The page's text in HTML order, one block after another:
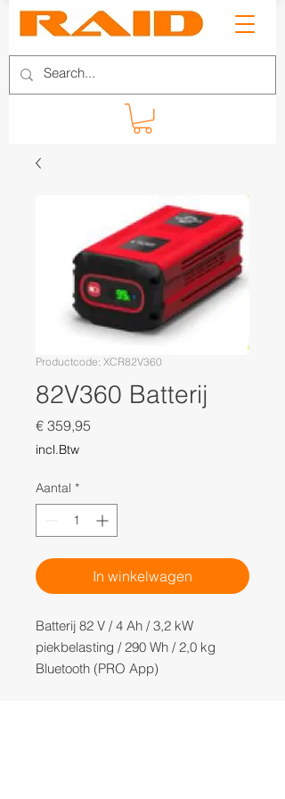
Productcode: XCR82V360
82V360 Batterij
€ 359,95
incl.Btw
Aantal *
In winkelwagen
Batterij 82 V / 4 Ah / 3,2 kW
piekbelasting / 290 Wh / 2,0 kg
Bluetooth (PRO App)